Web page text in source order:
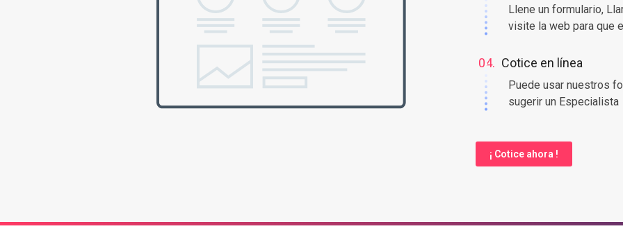
Llene un formulario,
visite la web para que
04. Cotice en línea
Puede usar nuestros
sugerir un Especialista
¡ Cotice ahora !